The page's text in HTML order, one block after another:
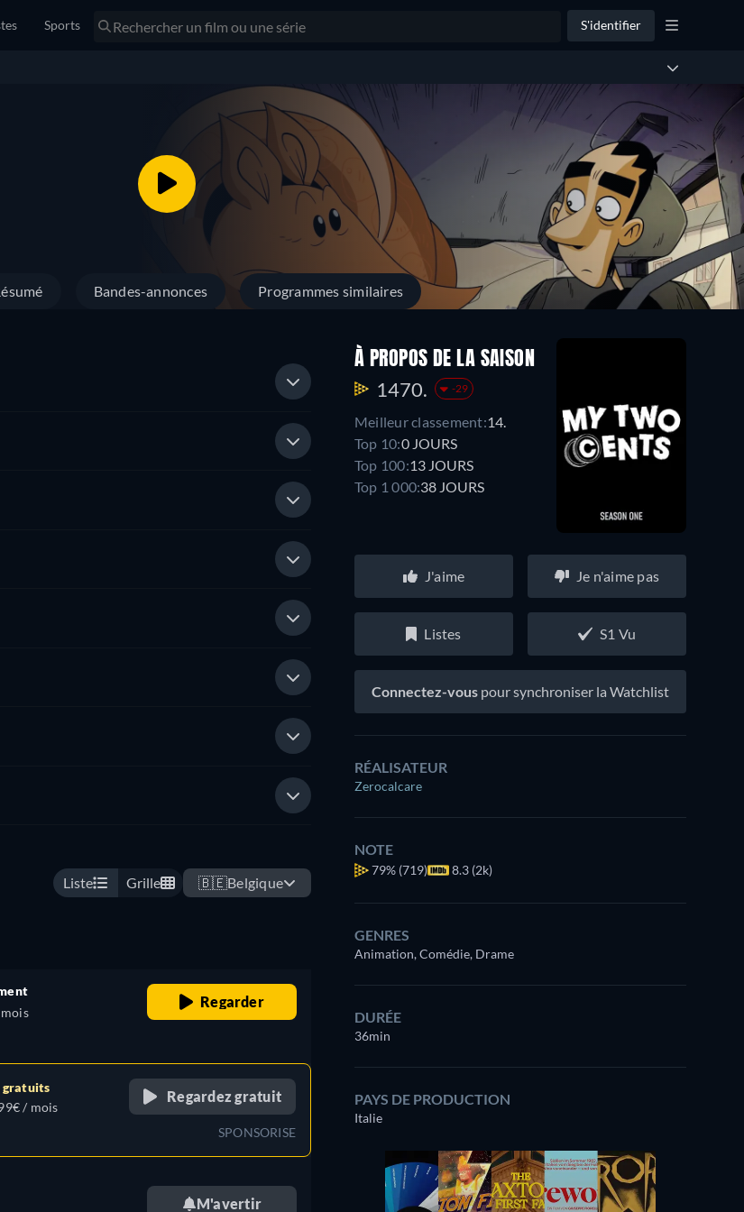
Sports S'identifier
Bandes-annonces Programmes similaires
Liste Grille 🇧🇪Belgique
Regarder
gratuits
/ mois
Regardez gratuit
SPONSORISE
M'avertir
À PROPOS DE LA SAISON
1470. -29
Meilleur classement:14.
Top 10:0 JOURS
Top 100:13 JOURS
Top 1 000:38 JOURS
J'aime Je n'aime pas
Listes S1 Vu
Connectez-vous pour synchroniser la Watchlist
RÉALISATEUR
Zerocalcare
NOTE
79% (719) 8.3 (2k)
GENRES
Animation, Comédie, Drame
DURÉE
36min
PAYS DE PRODUCTION
Italie